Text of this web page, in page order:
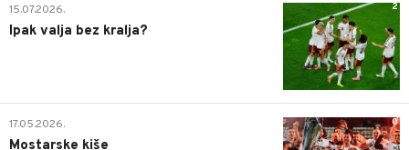
2
15.07.2026.
Ipak valja bez kralja?
0
17.05.2026.
Mostarske kiše